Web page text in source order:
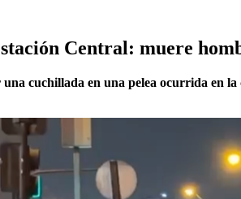
Central: muere
cuchillada en una pelea ocurrida en